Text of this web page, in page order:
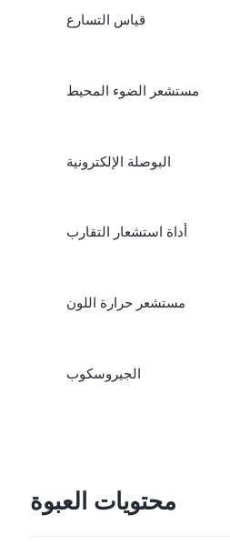
قياس التسارع
مستشعر الضوء المحيط
البوصلة الإلكترونية
أداة استشعار التقارب
مستشعر حرارة اللون
الجيروسكوب
محتويات العبوة